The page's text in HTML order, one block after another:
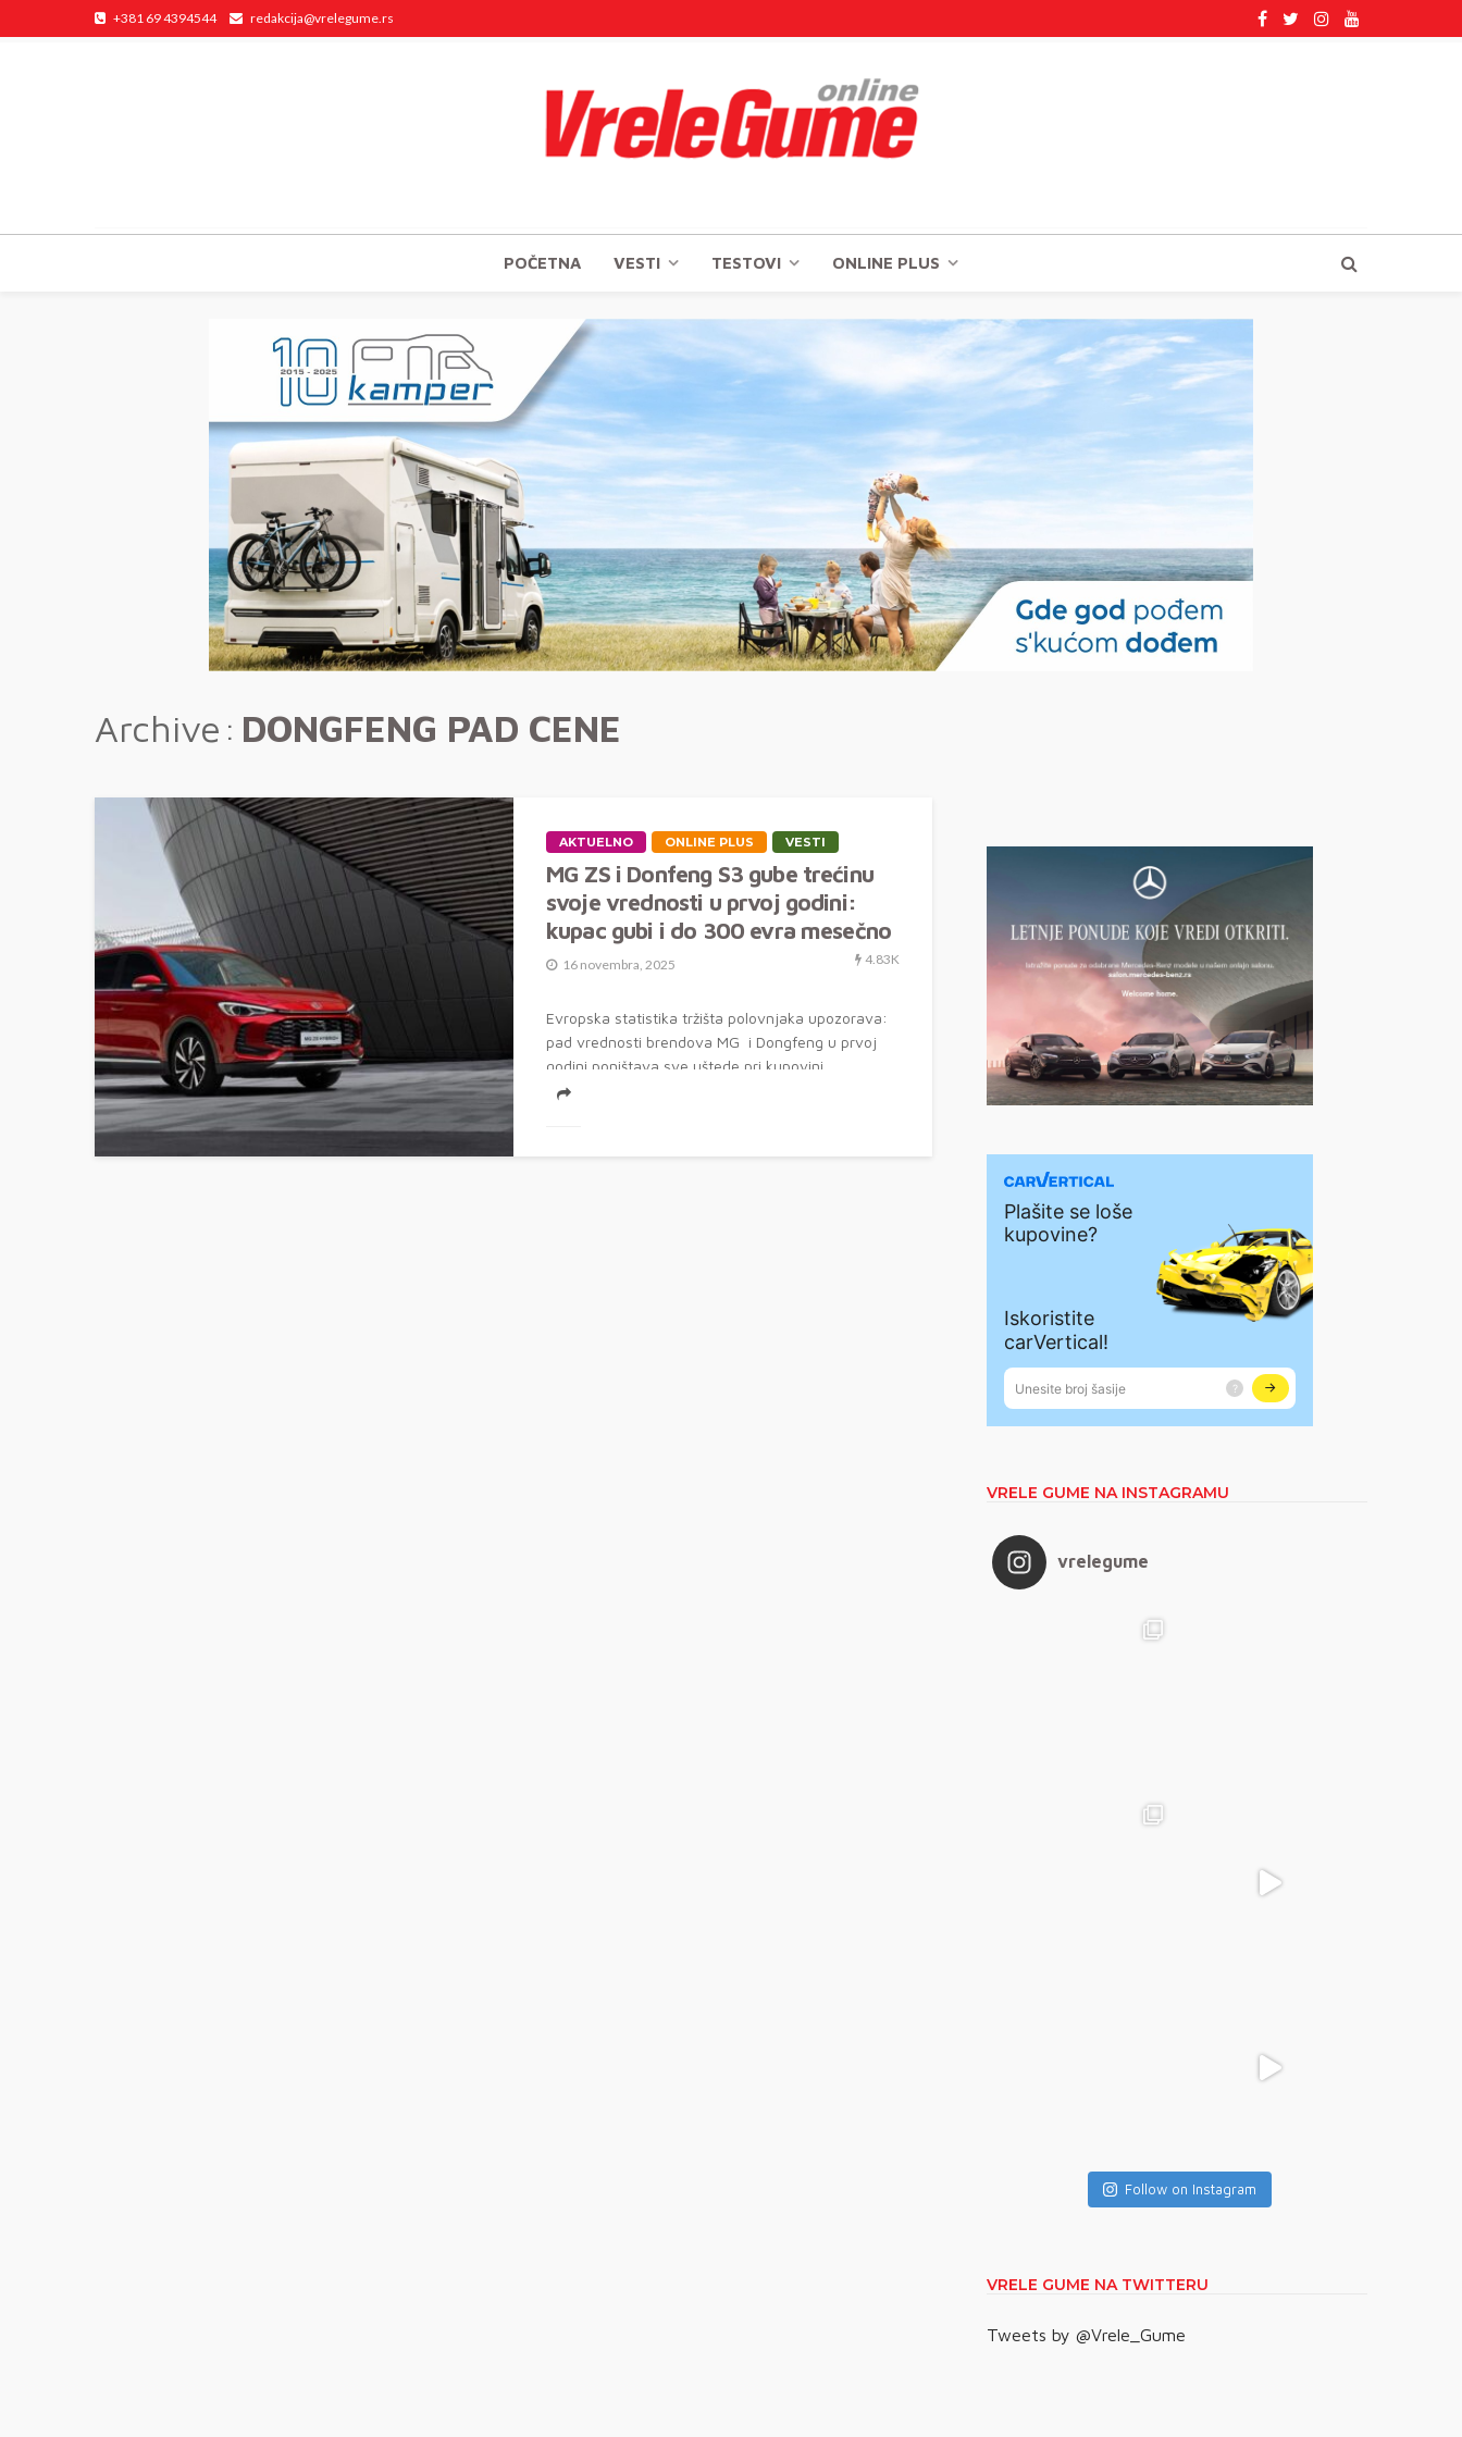
+381 69 4394544 redakcija@vrelegume.rs
POČETNA VESTI TESTOVI ONLINE PLUS
Archive DONGFENG PAD CENE
AKTUELNO ONLINE PLUS VESTI
MG ZS i Donfeng S3 gube trećinu
svoje vrednosti u prvoj godini:
kupac gubi i do 300 evra mesečno
16 novembra, 2025 4.83K
Evropska statistika tržišta polovnjaka upozorava:
pad vrednosti brendova MG i Dongfeng u prvoj
godini poništava sve uštede pri kupovini ...
VRELE GUME NA INSTAGRAMU
vrelegume
Follow on Instagram
VRELE GUME NA TWITTERU
Tweets by @Vrele_Gume